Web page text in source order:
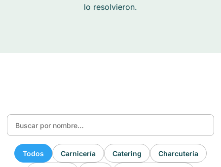
lo resolvieron.
Todos Carnicería Catering Charcutería